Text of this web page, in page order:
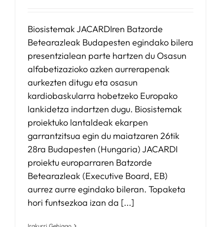
Biosistemak JACARDIren Batzorde
Betearazleak Budapesten egindako bilera
presentzialean parte hartzen du Osasun
alfabetizazioko azken aurrerapenak
aurkezten ditugu eta osasun
kardiobaskularra hobetzeko Europako
lankidetza indartzen dugu. Biosistemak
proiektuko lantaldeak ekarpen
garrantzitsua egin du maiatzaren 26tik
28ra Budapesten (Hungaria) JACARDI
proiektu europarraren Batzorde
Betearazleak (Executive Board, EB)
aurrez aurre egindako bileran. Topaketa
hori funtsezkoa izan da [...]